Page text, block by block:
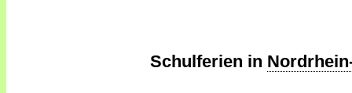
Schulferien in